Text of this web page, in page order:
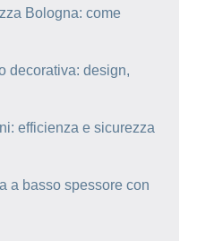
Bologna: come
decorativa: design,
efficienza e sicurezza
a basso spessore con